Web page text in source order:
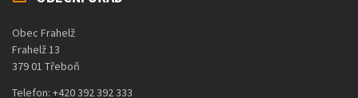
Obec Frahelž
Frahelž 13
379 01 Třeboň
Telefon: +420 392 392 333